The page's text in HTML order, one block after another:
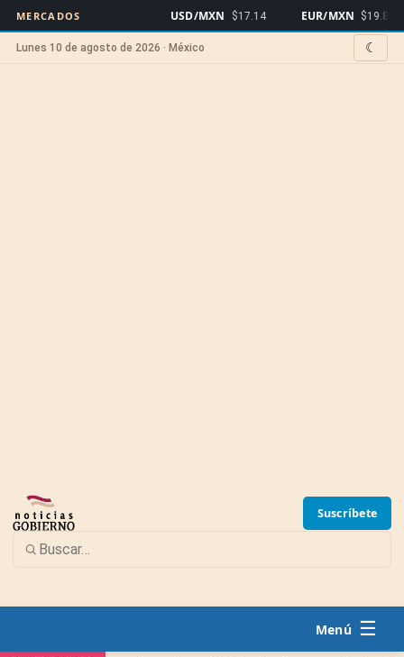
MERCADOS USD/MXN $17.14 EUR/MXN $19.80
Lunes 10 de agosto de 2026 · México ☾
Suscríbete
☰